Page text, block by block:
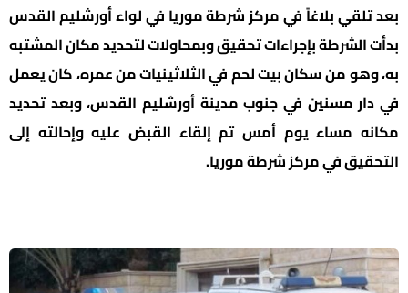
بعد تلقي بلاغاً في مركز شرطة موريا في لواء أورشليم القدس
بدأت الشرطة بإجراءات تحقيق وبمحاولات لتحديد مكان المشتبه
به، وهو من سكان بيت لحم في الثلاثينيات من عمره، كان يعمل
في دار مسنين في جنوب مدينة أورشليم القدس، وبعد تحديد
مكانه مساء يوم أمس تم إلقاء القبض عليه وإحالته إلى
التحقيق في مركز شرطة موريا.